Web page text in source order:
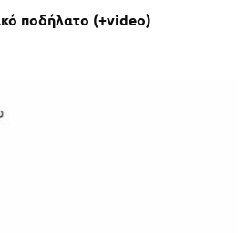
ποδήλατο (+video)